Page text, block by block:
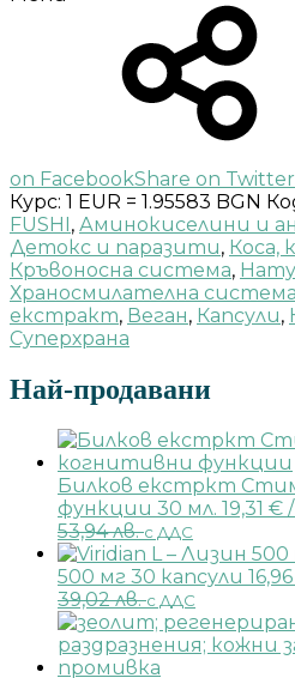
on FacebookShare on Twitter
Курс: 1 EUR = 1.95583 BGN
FUSHI, Аминокиселини и
Детокс и паразити, Коса,
Кръвоносна система,
Храносмилателна система
екстракт, Веган, Капсули,
Суперхрана
Най-продавани
Билков екстркт
функции 30 мл. 19,31 €
53,94 лв.с ДДС
500 мг 30 капсули 16,96
39,02 лв.с ДДС